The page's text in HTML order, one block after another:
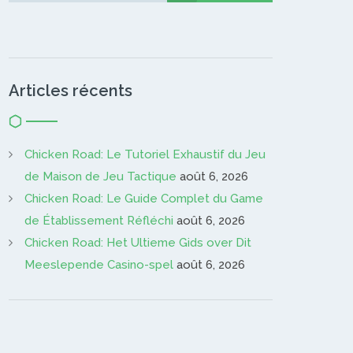
Articles récents
Chicken Road: Le Tutoriel Exhaustif du Jeu
de Maison de Jeu Tactique août 6, 2026
Chicken Road: Le Guide Complet du Game
de Établissement Réfléchi août 6, 2026
Chicken Road: Het Ultieme Gids over Dit
Meeslepende Casino-spel août 6, 2026